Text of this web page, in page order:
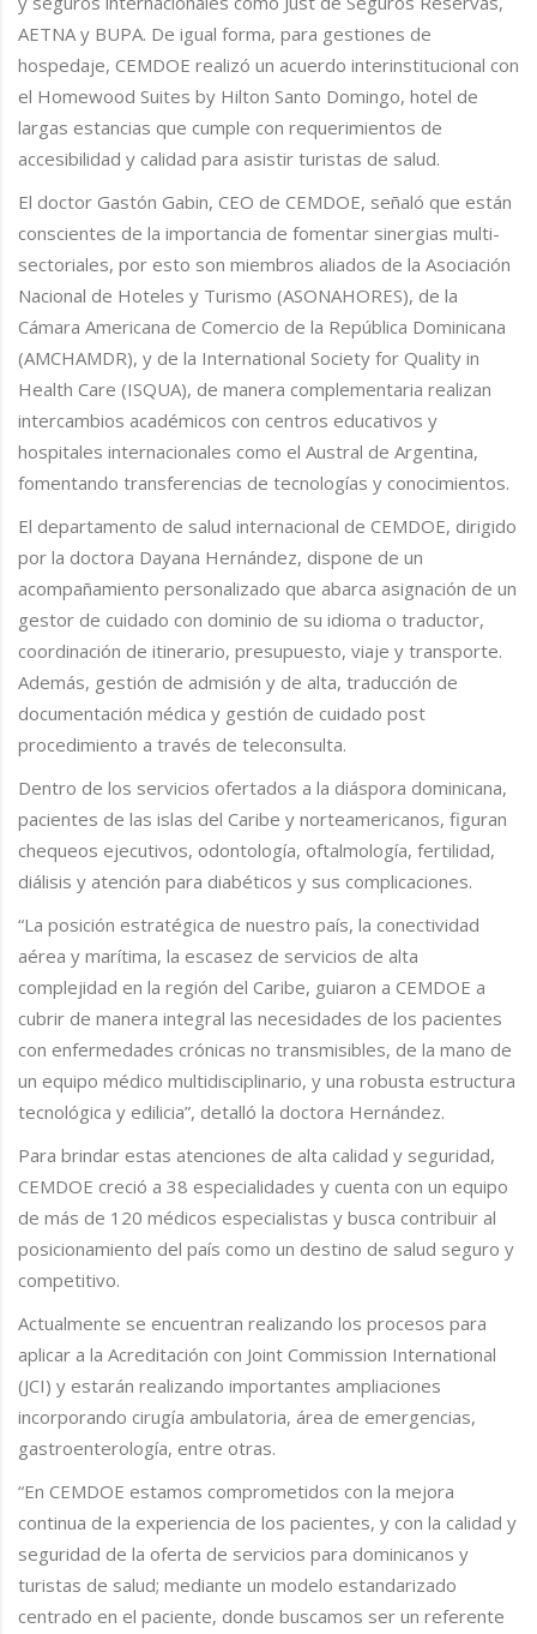
AETNA y BUPA. De igual forma, para gestiones de
hospedaje, CEMDOE realizó un acuerdo interinstitucional con
el Homewood Suites by Hilton Santo Domingo, hotel de
largas estancias que cumple con requerimientos de
accesibilidad y calidad para asistir turistas de salud.
El doctor Gastón Gabin, CEO de CEMDOE, señaló que están
conscientes de la importancia de fomentar sinergias multi-
sectoriales, por esto son miembros aliados de la Asociación
Nacional de Hoteles y Turismo (ASONAHORES), de la
Cámara Americana de Comercio de la República Dominicana
(AMCHAMDR), y de la International Society for Quality in
Health Care (ISQUA), de manera complementaria realizan
intercambios académicos con centros educativos y
hospitales internacionales como el Austral de Argentina,
fomentando transferencias de tecnologías y conocimientos.
El departamento de salud internacional de CEMDOE, dirigido
por la doctora Dayana Hernández, dispone de un
acompañamiento personalizado que abarca asignación de un
gestor de cuidado con dominio de su idioma o traductor,
coordinación de itinerario, presupuesto, viaje y transporte.
Además, gestión de admisión y de alta, traducción de
documentación médica y gestión de cuidado post
procedimiento a través de teleconsulta.
Dentro de los servicios ofertados a la diáspora dominicana,
pacientes de las islas del Caribe y norteamericanos, figuran
chequeos ejecutivos, odontología, oftalmología, fertilidad,
diálisis y atención para diabéticos y sus complicaciones.
“La posición estratégica de nuestro país, la conectividad
aérea y marítima, la escasez de servicios de alta
complejidad en la región del Caribe, guiaron a CEMDOE a
cubrir de manera integral las necesidades de los pacientes
con enfermedades crónicas no transmisibles, de la mano de
un equipo médico multidisciplinario, y una robusta estructura
tecnológica y edilicia”, detalló la doctora Hernández.
Para brindar estas atenciones de alta calidad y seguridad,
CEMDOE creció a 38 especialidades y cuenta con un equipo
de más de 120 médicos especialistas y busca contribuir al
posicionamiento del país como un destino de salud seguro y
competitivo.
Actualmente se encuentran realizando los procesos para
aplicar a la Acreditación con Joint Commission International
(JCI) y estarán realizando importantes ampliaciones
incorporando cirugía ambulatoria, área de emergencias,
gastroenterología, entre otras.
“En CEMDOE estamos comprometidos con la mejora
continua de la experiencia de los pacientes, y con la calidad y
seguridad de la oferta de servicios para dominicanos y
turistas de salud; mediante un modelo estandarizado
centrado en el paciente, donde buscamos ser un referente